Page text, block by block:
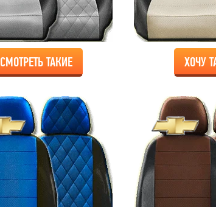
СМОТРЕТЬ ТАКИЕ ХОЧУ